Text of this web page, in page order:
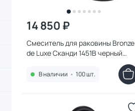
14 850 ₽
Смеситель для раковины Bronze
de Luxe Сканди 1451B черный
В наличии • 100 шт.